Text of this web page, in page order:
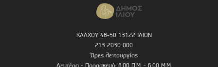
ΚΑΛΧΟΥ 48-50 13122 ΙΛΙΟΝ
213 2030 000
Ώρες λειτουργίας